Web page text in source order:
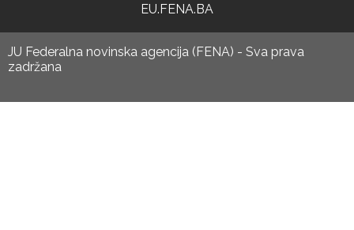
EU.FENA.BA
JU Federalna novinska agencija (FENA) - Sva prava
zadržana